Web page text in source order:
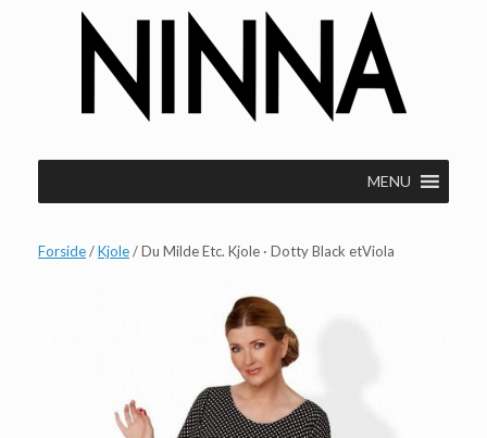
MENU
Forside/Kjole/ Du Milde Etc. Kjole · Dotty Black etViola